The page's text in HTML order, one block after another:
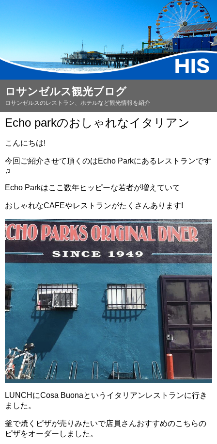
ロサンゼルス観光ブログ
ロサンゼルスのレストラン、ホテルなど観光情報を紹介
Echo parkのおしゃれなイタリアン
こんにちは!
今回ご紹介させて頂くのはEcho Parkにあるレストランです
♫
Echo Parkはここ数年ヒッピーな若者が増えていて
おしゃれなCAFEやレストランがたくさんあります!
LUNCHにCosa Buonaというイタリアンレストランに行き
ました。
釜で焼くピザが売りみたいで店員さんおすすめのこちらの
ピザをオーダーしました。